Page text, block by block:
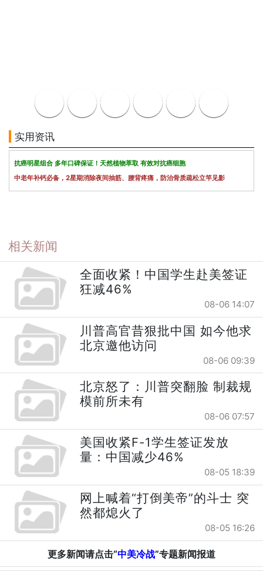
实用资讯
抗癌明星组合 多年口碑保证！天然植物萃取 有效对抗癌细胞
中老年补钙必备，2星期消除夜间抽筋、腰背疼痛，防治骨质疏松立竿见影
相关新闻
全面收紧！中国学生赴美签证
狂减46%
08-06 14:07
川普高官昔狠批中国 如今他求
北京邀他访问
08-06 09:39
北京怒了：川普突翻脸 制裁规
模前所未有
08-06 07:57
美国收紧F-1学生签证发放
量：中国减少46%
08-05 18:39
网上喊着“打倒美帝”的斗士 突
然都熄火了
08-05 16:26
更多新闻请点击“中美冷战”专题新闻报道